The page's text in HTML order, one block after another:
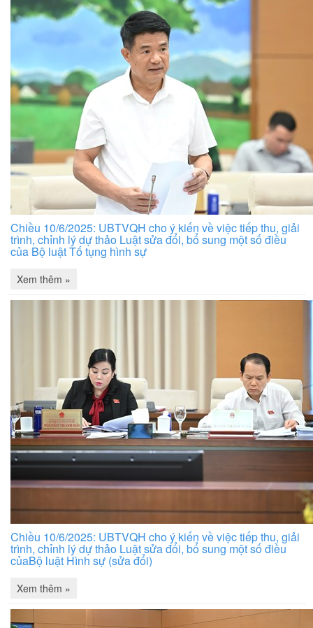
Chiều 10/6/2025: UBTVQH cho ý kiến về việc tiếp thu, giải
trình, chỉnh lý dự thảo Luật sửa đổi, bổ sung một số điều
của Bộ luật Tố tụng hình sự
Xem thêm »
Chiều 10/6/2025: UBTVQH cho ý kiến về việc tiếp thu, giải
trình, chỉnh lý dự thảo Luật sửa đổi, bổ sung một số điều
củaBộ luật Hình sự (sửa đổi)
Xem thêm »